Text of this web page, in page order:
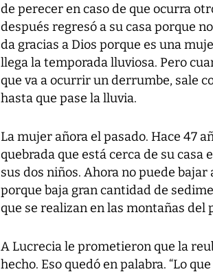
de perecer en caso de que ocurra
después regresó a su casa porque
da gracias a Dios porque es una
llega la temporada lluviosa. Pero
que va a ocurrir un derrumbe, sale
hasta que pase la lluvia.
La mujer añora el pasado. Hace 47
quebrada que está cerca de su
sus dos niños. Ahora no puede bajar
porque baja gran cantidad de
que se realizan en las montañas del
A Lucrecia le prometieron que la
hecho. Eso quedó en palabra. “Lo